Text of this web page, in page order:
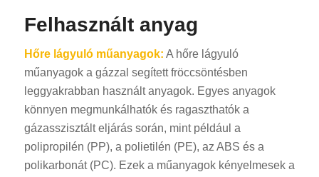
Felhasznált anyag
Hőre lágyuló műanyagok: A hőre lágyuló
műanyagok a gázzal segített fröccsöntésben
leggyakrabban használt anyagok. Egyes anyagok
könnyen megmunkálhatók és ragaszthatók a
gázasszisztált eljárás során, mint például a
polipropilén (PP), a polietilén (PE), az ABS és a
polikarbonát (PC). Ezek a műanyagok kényelmesek a